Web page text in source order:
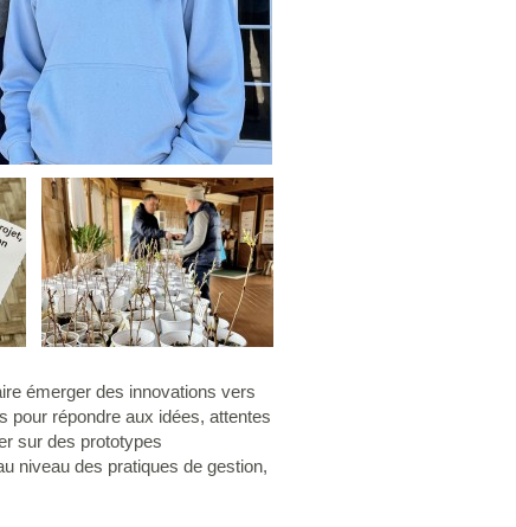
émerger des innovations vers
pour répondre aux idées, attentes
sur des prototypes
niveau des pratiques de gestion,